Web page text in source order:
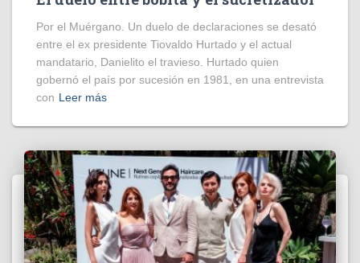
Por el Muérgano. Un duelo de declaraciones se desató
entre el ex presidente Tiovaldo Hurtado y el actual
mandatario, Danielito el travieso. Hurtado quien
gobernó el país por sucesión en 1981, en una entrevista
con Leer más